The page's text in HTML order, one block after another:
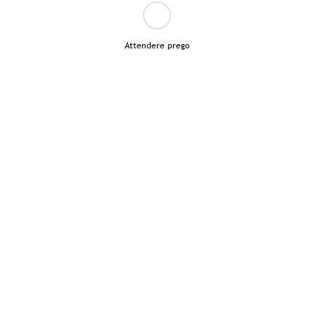
Attendere prego